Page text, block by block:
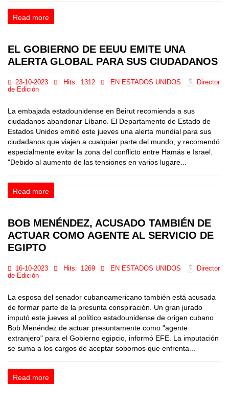
Read more
EL GOBIERNO DE EEUU EMITE UNA
ALERTA GLOBAL PARA SUS CIUDADANOS
23-10-2023 Hits: 1312 EN ESTADOS UNIDOS
Director
de Edición
La embajada estadounidense en Beirut recomienda a sus
ciudadanos abandonar Líbano. El Departamento de Estado de
Estados Unidos emitió este jueves una alerta mundial para sus
ciudadanos que viajen a cualquier parte del mundo, y recomendó
especialmente evitar la zona del conflicto entre Hamás e Israel.
"Debido al aumento de las tensiones en varios lugare...
Read more
BOB MENÉNDEZ, ACUSADO TAMBIÉN DE
ACTUAR COMO AGENTE AL SERVICIO DE
EGIPTO
16-10-2023 Hits: 1269 EN ESTADOS UNIDOS
Director
de Edición
La esposa del senador cubanoamericano también está acusada
de formar parte de la presunta conspiración. Un gran jurado
imputó este jueves al político estadounidense de origen cubano
Bob Menéndez de actuar presuntamente como "agente
extranjero" para el Gobierno egipcio, informó EFE. La imputación
se suma a los cargos de aceptar sobornos que enfrenta...
Read more